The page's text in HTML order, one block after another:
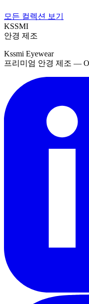
모든 컬렉션 보기
KSSMI
안경 제조
Kssmi Eyewear
프리미엄 안경 제조 —